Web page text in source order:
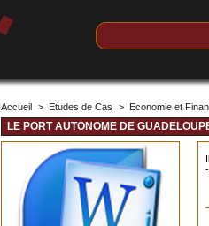
Accueil > Etudes de Cas > Economie et
LE PORT AUTONOME DE